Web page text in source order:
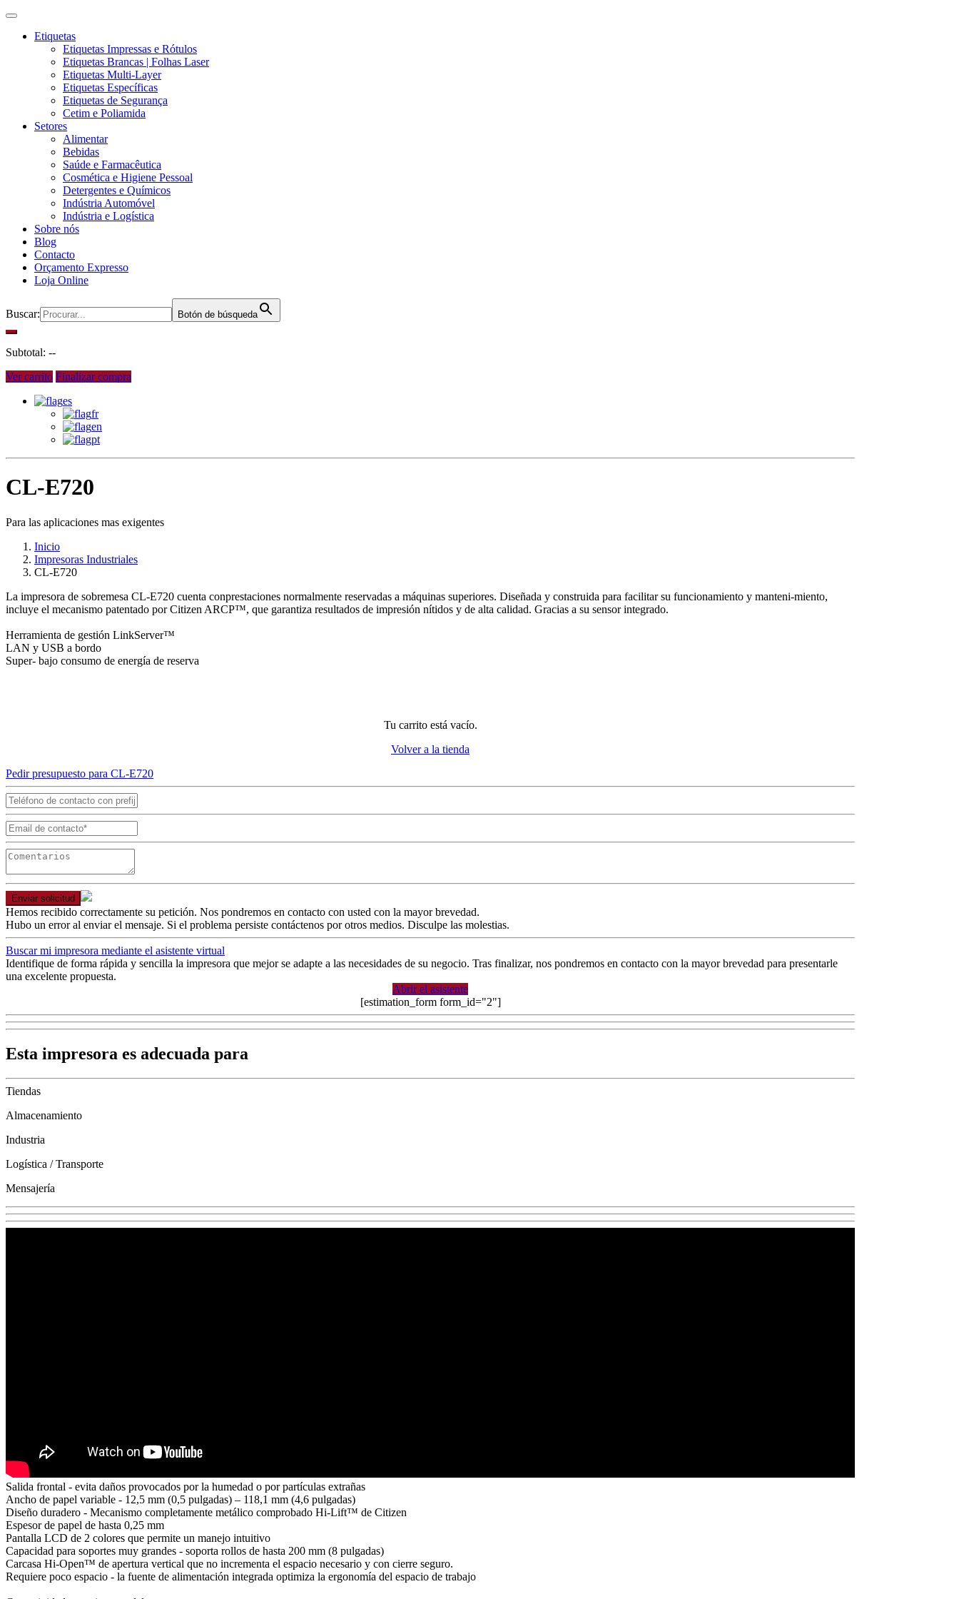
Etiquetas
Etiquetas Impressas e Rótulos
Etiquetas Brancas | Folhas Laser
Etiquetas Multi-Layer
Etiquetas Específicas
Etiquetas de Segurança
Cetim e Poliamida
Setores
Alimentar
Bebidas
Saúde e Farmacêutica
Cosmética e Higiene Pessoal
Detergentes e Químicos
Indústria Automóvel
Indústria e Logística
Sobre nós
Blog
Contacto
Orçamento Expresso
Loja Online
Buscar: Botón de búsqueda
Subtotal: --
Ver carrito Finalizar compra
es
fr
en
pt
CL-E720
Para las aplicaciones mas exigentes
Inicio
Impresoras Industriales
CL-E720
La impresora de sobremesa CL-E720 cuenta conprestaciones normalmente reservadas a máquinas superiores. Diseñada y construida para facilitar su funcionamiento y manteni-miento,
incluye el mecanismo patentado por Citizen ARCP™, que garantiza resultados de impresión nítidos y de alta calidad. Gracias a su sensor integrado.
Herramienta de gestión LinkServer™
LAN y USB a bordo
Super- bajo consumo de energía de reserva
Tu carrito está vacío.
Volver a la tienda
Pedir presupuesto para CL-E720
Enviar solicitud
Hemos recibido correctamente su petición. Nos pondremos en contacto con usted con la mayor brevedad.
Hubo un error al enviar el mensaje. Si el problema persiste contáctenos por otros medios. Disculpe las molestias.
Buscar mi impresora mediante el asistente virtual
Identifique de forma rápida y sencilla la impresora que mejor se adapte a las necesidades de su negocio. Tras finalizar, nos pondremos en contacto con la mayor brevedad para presentarle
una excelente propuesta.
Abrir el asistente
[estimation_form form_id="2"]
Esta impresora es adecuada para
Tiendas
Almacenamiento
Industria
Logística / Transporte
Mensajería
Salida frontal - evita daños provocados por la humedad o por partículas extrañas
Ancho de papel variable - 12,5 mm (0,5 pulgadas) – 118,1 mm (4,6 pulgadas)
Diseño duradero - Mecanismo completamente metálico comprobado Hi-Lift™ de Citizen
Espesor de papel de hasta 0,25 mm
Pantalla LCD de 2 colores que permite un manejo intuitivo
Capacidad para soportes muy grandes - soporta rollos de hasta 200 mm (8 pulgadas)
Carcasa Hi-Open™ de apertura vertical que no incrementa el espacio necesario y con cierre seguro.
Requiere poco espacio - la fuente de alimentación integrada optimiza la ergonomía del espacio de trabajo